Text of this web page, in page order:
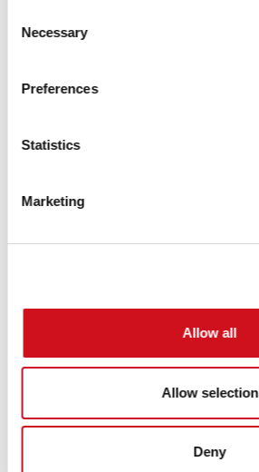
Selection
Necessary
Preferences
Statistics
Marketing
Allow all
Allow selection
Deny
LATAA KUVA